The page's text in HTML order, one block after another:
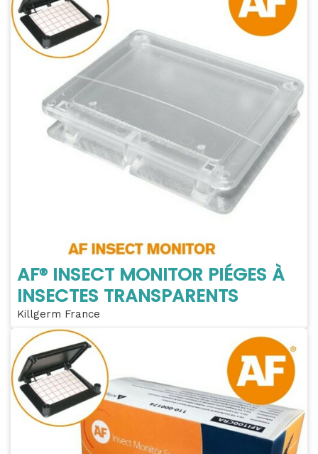
AF® INSECT MONITOR PIÉGES À
INSECTES TRANSPARENTS
Killgerm France